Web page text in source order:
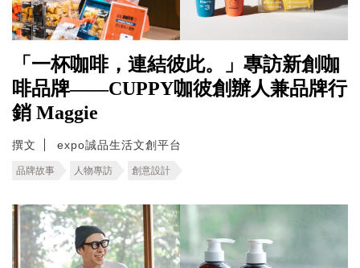
「一杯咖啡，連結彼此。」專訪新創咖
啡品牌——CUPPY咖彼創辦人兼品牌行
銷 Maggie
撰文 expo誠品生活文創平台
品牌故事 人物專訪 創意設計